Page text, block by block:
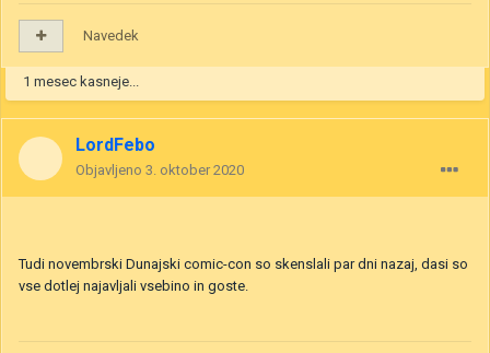
Navedek
1 mesec kasneje...
LordFebo
Objavljeno 3. oktober 2020
Tudi novembrski Dunajski comic-con so skenslali par dni nazaj, dasi so
vse dotlej najavljali vsebino in goste.